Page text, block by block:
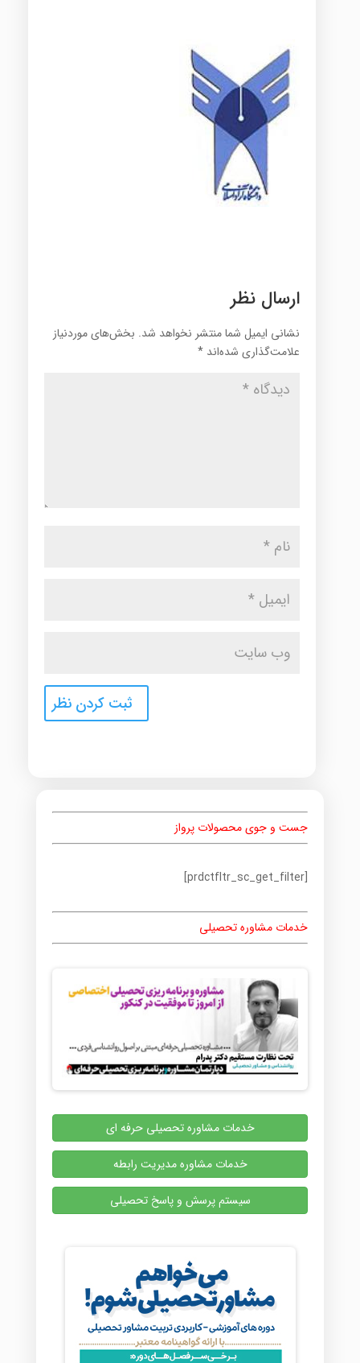
ارسال نظر
نشانی ایمیل شما منتشر نخواهد شد. بخش‌های موردنیاز
علامت‌گذاری شده‌اند *
جست و جوی محصولات پرواز
[prdctfltr_sc_get_filter]
خدمات مشاوره تحصیلی
خدمات مشاوره تحصیلی حرفه ای
خدمات مشاوره مدیریت رابطه
سیستم پرسش و پاسخ تحصیلی